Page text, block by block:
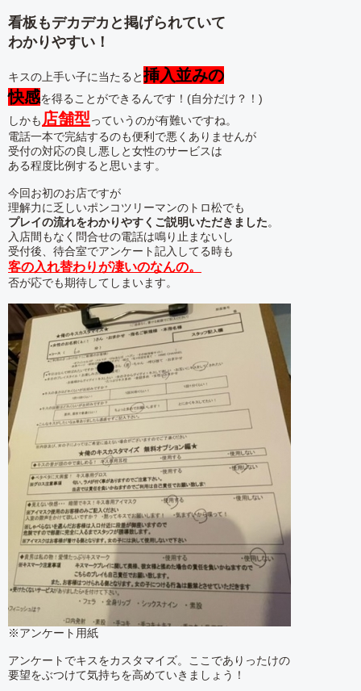
看板もデカデカと掲げられていて
わかりやすい！
キスの上手い子に当たると挿入並みの
快感を得ることができるんです！(自分だけ？！)
しかも 店舗型っていうのが有難いですね。
電話一本で完結するのも便利で悪くありませんが
受付の対応の良し悪しと女性のサービスは
ある程度比例すると思います。
今回お初のお店ですが
理解力に乏しいポンコツリーマンのトロ松でも
プレイの流れをわかりやすくご説明いただきました。
入店間もなく問合せの電話は鳴り止まないし
受付後、待合室でアンケート記入してる時も
客の入れ替わりが凄いのなんの。
否が応でも期待してしまいます。
※アンケート用紙
アンケートでキスをカスタマイズ。ここでありったけの
要望をぶつけて気持ちを高めていきましょう！